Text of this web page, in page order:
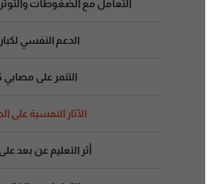
التعامل مع الضغوطات والتوتر
الدعم النفسي
التنمر على مصابي
الآثار النفسية على
أثر التعليم عن بعد